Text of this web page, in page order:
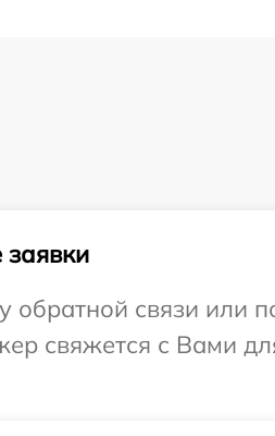
связи или
свяжется с Вами